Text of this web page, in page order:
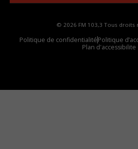
© 2026 FM 103,3 Tous droits
Politique de confidentialitéPolitique
Plan d'accessibilite